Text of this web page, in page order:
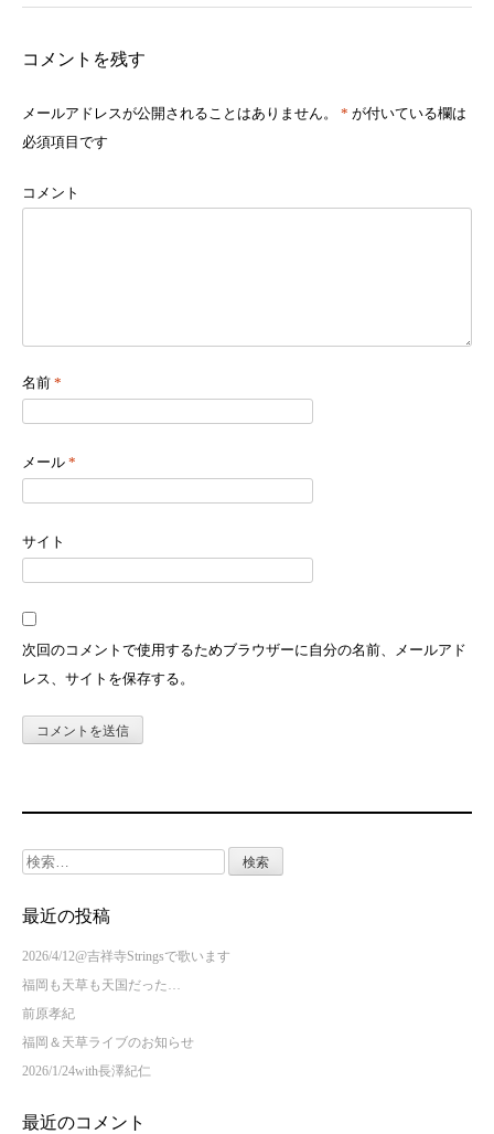
コメントを残す
メールアドレスが公開されることはありません。 * が付いている欄は
必須項目です
コメント
名前 *
メール *
サイト
次回のコメントで使用するためブラウザーに自分の名前、メールアド
レス、サイトを保存する。
検
最近の投稿
2026/4/12@吉祥寺Stringsで歌います
福岡も天草も天国だった…
前原孝紀
福岡＆天草ライブのお知らせ
2026/1/24with長澤紀仁
最近のコメント